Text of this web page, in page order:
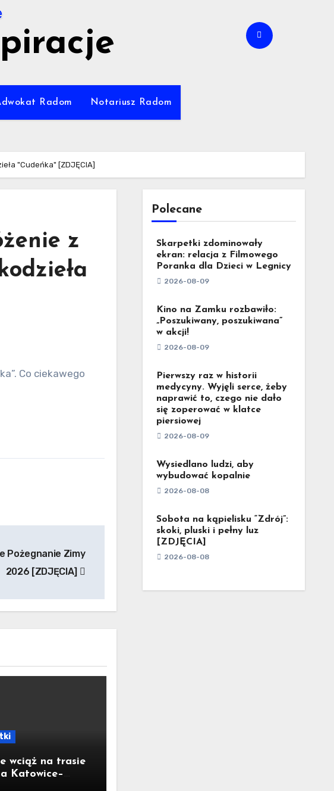
Radom Notariusz Radom
"Cudeńka" [ZDJĘCIA]
z
Pożegnanie Zimy
2026 [ZDJĘCIA]
wciąż na trasie
Katowice–
Polecane
Skarpetki zdominowały
ekran: relacja z Filmowego
Poranka dla Dzieci w Legnicy
2026-08-09
Kino na Zamku rozbawiło:
„Poszukiwany, poszukiwana”
w akcji!
2026-08-09
Pierwszy raz w historii
medycyny. Wyjęli serce, żeby
naprawić to, czego nie dało
się zoperować w klatce
piersiowej
2026-08-09
Wysiedlano ludzi, aby
wybudować kopalnie
2026-08-08
Sobota na kąpielisku “Zdrój”:
skoki, pluski i pełny luz
[ZDJĘCIA]
2026-08-08